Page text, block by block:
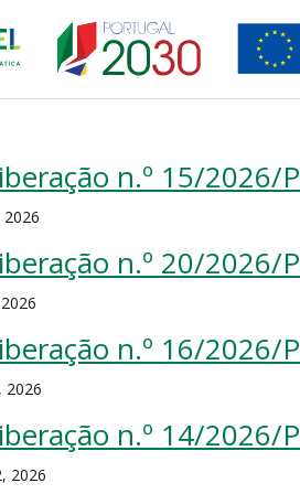
n.º 15/2026/
n.º 20/2026/
n.º 16/2026/
2026
n.º 14/2026/
2026